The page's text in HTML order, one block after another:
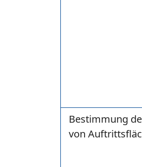
Bestimmung
von